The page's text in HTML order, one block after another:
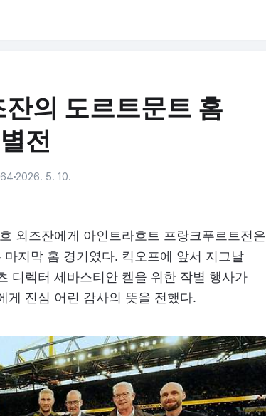
의 도르트문트 홈
전
2026. 5. 10.
외즈잔에게 아인트라흐트 프랑크푸르트전은
지막 홈 경기였다. 킥오프에 앞서 지그날
디렉터 세바스티안 켈을 위한 작별 행사가
게 진심 어린 감사의 뜻을 전했다.